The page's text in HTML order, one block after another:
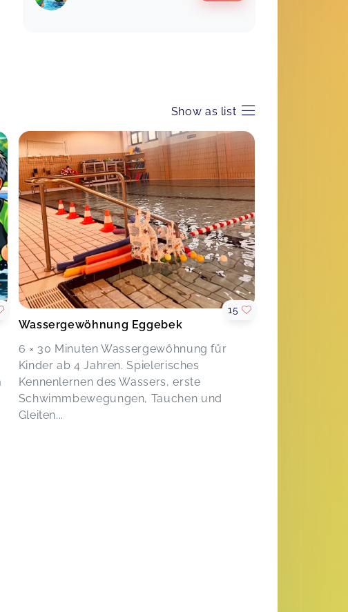
Ort für diesen ersten großen
Super toller Umgang mit den
Spaß und Freude dabei =)
Forti's
David, Mar 04
Ein ganz tolles Team und so liebevoll
mit den Kindern. Einfach nur schön
und so herzlich. Sehr zu empfehlen.
Wassergewöhnung Eggebek
Brigitte,Mar 03
Jana, Feb 23
Absolut zu empfehlen. Kind wird
gesehen. Es wird auf alle geachtet
und unser Sohn hat viel Freude und
Vertrauen:)
Show as list
Wassergewöhnung Eggebek
6 × 30 Minuten Wassergewöhnung für
Kinder ab 4 Jahren. Spielerisches
Kennenlernen des Wassers, erste
Schwimmbewegungen, Tauchen und
Gleiten...
15